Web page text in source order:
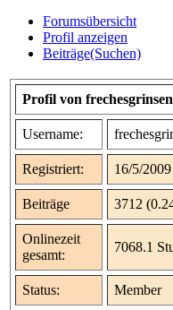
Forumsübersicht
Profil anzeigen
Beiträge(Suchen)
Profil von frechesgrinsen
Username:
Registriert: 16/5/
Beiträge 3712
Onlinezeit
gesamt:
7068.1
Status: Member